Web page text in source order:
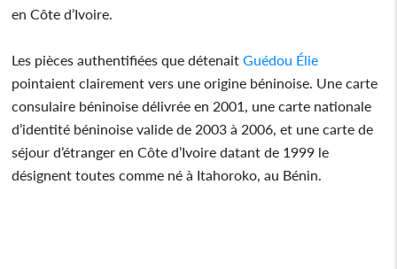
en Côte d’Ivoire.
Les pièces authentifiées que détenait Guédou Élie
pointaient clairement vers une origine béninoise. Une carte
consulaire béninoise délivrée en 2001, une carte nationale
d’identité béninoise valide de 2003 à 2006, et une carte de
séjour d’étranger en Côte d’Ivoire datant de 1999 le
désignent toutes comme né à Itahoroko, au Bénin.